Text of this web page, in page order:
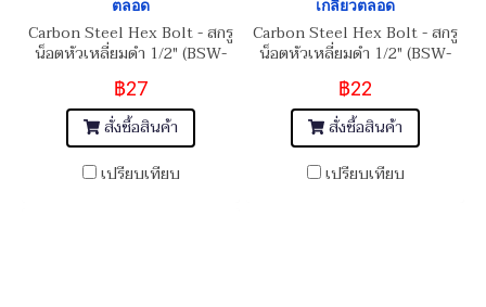
ตลอด
Carbon Steel Hex Bolt - สกรู
น็อตหัวเหลี่ยมดำ 1/2" (BSW-
฿27
สั่งซื้อสินค้า
เปรียบเทียบ
เกลียวตลอด
Carbon Steel Hex Bolt - สกรู
น็อตหัวเหลี่ยมดำ 1/2" (BSW-
฿22
สั่งซื้อสินค้า
เปรียบเทียบ